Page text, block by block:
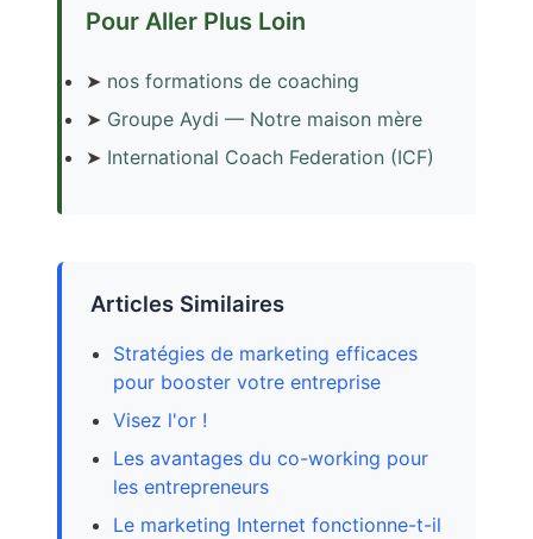
Pour Aller Plus Loin
➤ nos formations de coaching
➤ Groupe Aydi — Notre maison mère
➤ International Coach Federation (ICF)
Articles Similaires
Stratégies de marketing efficaces
pour booster votre entreprise
Visez l'or !
Les avantages du co-working pour
les entrepreneurs
Le marketing Internet fonctionne-t-il